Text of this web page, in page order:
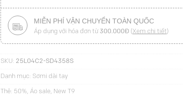
MIỄN PHÍ VẬN CHUYỂN TOÀN QUỐC
Áp dụng với hóa đơn từ 300.000Đ(Xem chi tiết)
SKU: 25L04C2-SD4358S
Danh mục: Sơmi dài tay
Thẻ: 50%, Áo sale, New T9